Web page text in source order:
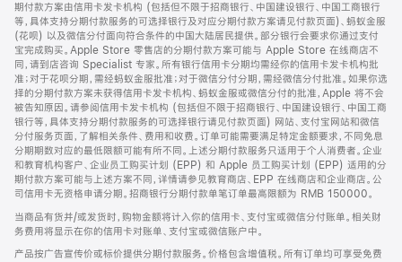
期付款方案由信用卡发卡机构 (包括但不限于招商银行、中国建设银行、中国工商银行
等，具体支持分期付款服务的可选择银行及对应分期付款方案请见付款页面)、蚂蚁金服
(花呗) 以及微信分付面向符合条件的中国大陆居民提供。部分银行会要求你通过支付
宝完成购买。Apple Store 零售店的分期付款方案可能与 Apple Store 在线商店不
同，请到店咨询 Specialist 专家。所有银行信用卡分期均需经你的信用卡发卡机构批
准；对于花呗分期，需经蚂蚁金服批准；对于微信分付分期，需经微信分付批准。如果你选
择的分期付款方案未获得信用卡发卡机构、蚂蚁金服或微信分付的批准，Apple 将不会
被告知原因。请参阅信用卡发卡机构 (包括但不限于招商银行、中国建设银行、中国工商
银行等，具体支持分期付款服务的可选择银行请见付款页面) 网站、支付宝网站和微信
分付服务页面，了解相关条件、费用和收费。订单可能需要满足特定金额要求，不同免息
分期期数对应的最低限额可能有所不同。上述分期付款服务只适用于个人消费者。企业
和教育机构客户、企业员工购买计划 (EPP) 和 Apple 员工购买计划 (EPP) 适用的分
期付款方案可能与上述方案不同，详情请参见教育商店、EPP 在线商店和企业商店。公
司信用卡无资格申请分期。招商银行分期付款单笔订单最高限额为 RMB 150000。
当商品有货并/或发货时，购物金额将计入你的信用卡、支付宝或微信分付账单。相关财
务费用将显示在你的信用卡对账单、支付宝或微信账户中。
产品按广告宣传价或标价提供分期付款服务。价格包含增值税。所有订单均可享受免费